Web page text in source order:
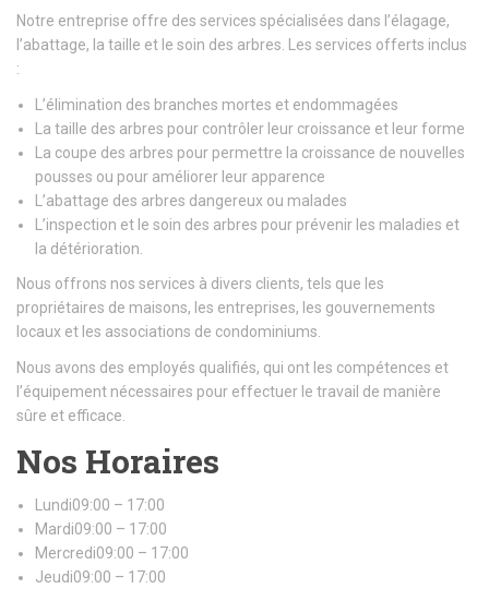
Notre entreprise offre des services spécialisées dans l’élagage,
l’abattage, la taille et le soin des arbres. Les services offerts inclus
:
L’élimination des branches mortes et endommagées
La taille des arbres pour contrôler leur croissance et leur forme
La coupe des arbres pour permettre la croissance de nouvelles
pousses ou pour améliorer leur apparence
L’abattage des arbres dangereux ou malades
L’inspection et le soin des arbres pour prévenir les maladies et
la détérioration.
Nous offrons nos services à divers clients, tels que les
propriétaires de maisons, les entreprises, les gouvernements
locaux et les associations de condominiums.
Nous avons des employés qualifiés, qui ont les compétences et
l’équipement nécessaires pour effectuer le travail de manière
sûre et efficace.
Nos Horaires
Lundi09:00 – 17:00
Mardi09:00 – 17:00
Mercredi09:00 – 17:00
Jeudi09:00 – 17:00